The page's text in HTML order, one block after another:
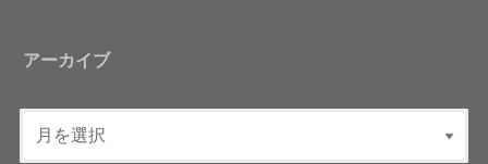
アーカイブ